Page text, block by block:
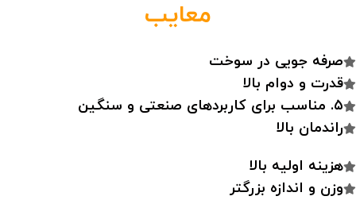
معایب
صرفه جویی در سوخت
قدرت و دوام بالا
۵. مناسب برای کاربردهای صنعتی و سنگین
راندمان بالا
هزینه اولیه بالا
وزن و اندازه بزرگتر